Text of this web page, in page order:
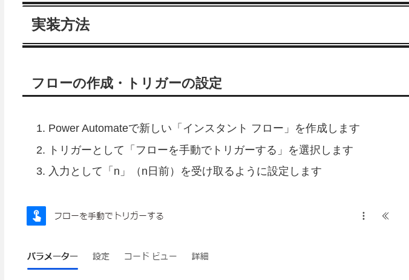
実装方法
フローの作成・トリガーの設定
Power Automateで新しい「インスタント フロー」を作成します
トリガーとして「フローを手動でトリガーする」を選択します
入力として「n」（n日前）を受け取るように設定します